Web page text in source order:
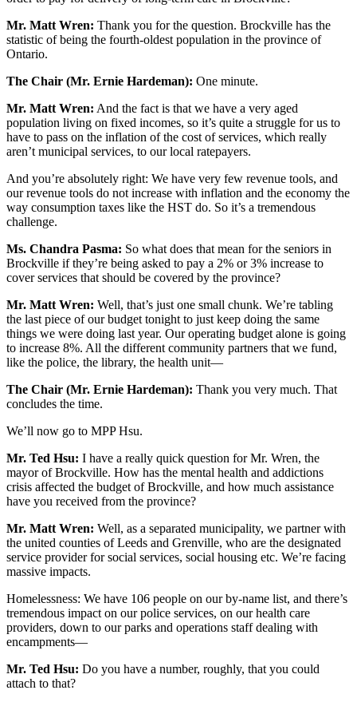
Mr. Matt Wren: Thank you for the question. Brockville has the
statistic of being the fourth-oldest population in the province of
Ontario.
The Chair (Mr. Ernie Hardeman): One minute.
Mr. Matt Wren: And the fact is that we have a very aged
population living on fixed incomes, so it’s quite a struggle for us to
have to pass on the inflation of the cost of services, which really
aren’t municipal services, to our local ratepayers.
And you’re absolutely right: We have very few revenue tools, and
our revenue tools do not increase with inflation and the economy the
way consumption taxes like the HST do. So it’s a tremendous
challenge.
Ms. Chandra Pasma: So what does that mean for the seniors in
Brockville if they’re being asked to pay a 2% or 3% increase to
cover services that should be covered by the province?
Mr. Matt Wren: Well, that’s just one small chunk. We’re tabling
the last piece of our budget tonight to just keep doing the same
things we were doing last year. Our operating budget alone is going
to increase 8%. All the different community partners that we fund,
like the police, the library, the health unit—
The Chair (Mr. Ernie Hardeman): Thank you very much. That
concludes the time.
We’ll now go to MPP Hsu.
Mr. Ted Hsu: I have a really quick question for Mr. Wren, the
mayor of Brockville. How has the mental health and addictions
crisis affected the budget of Brockville, and how much assistance
have you received from the province?
Mr. Matt Wren: Well, as a separated municipality, we partner with
the united counties of Leeds and Grenville, who are the designated
service provider for social services, social housing etc. We’re facing
massive impacts.
Homelessness: We have 106 people on our by-name list, and there’s
tremendous impact on our police services, on our health care
providers, down to our parks and operations staff dealing with
encampments—
Mr. Ted Hsu: Do you have a number, roughly, that you could
attach to that?